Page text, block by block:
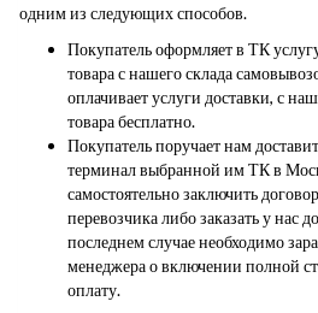
одним из следующих способов.
Покупатель оформляет в ТК
товара с нашего склада
оплачивает услуги доставки, с
товара бесплатно.
Покупатель поручает нам
терминал выбранной им ТК в
самостоятельно заключить
перевозчика либо заказать у нас
последнем случае необходимо
менеджера о включении полной
оплату.